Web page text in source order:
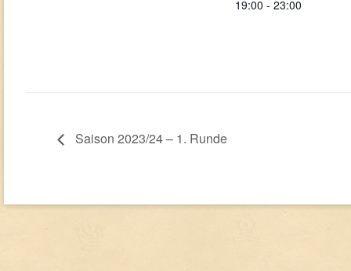
19:00 - 23:00
Saison 2023/24 – 1. Runde